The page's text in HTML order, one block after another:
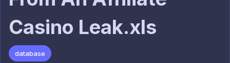
Casino Leak.xls
database